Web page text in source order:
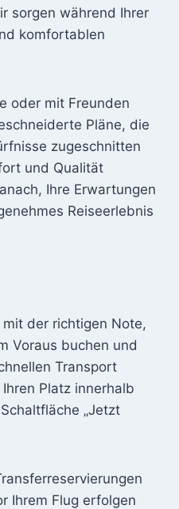
sorgen während Ihrer
komfortablen
oder mit Freunden
Pläne, die
zugeschnitten
und Qualität
Ihre Erwartungen
Reiseerlebnis
der richtigen Note,
Voraus buchen und
Transport
Platz innerhalb
„Jetzt
Ihrem Flug erfolgen